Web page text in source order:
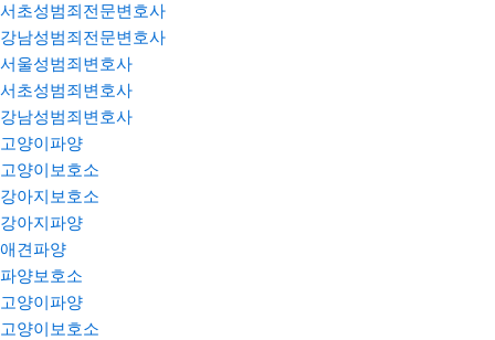
서초성범죄전문변호사
강남성범죄전문변호사
서울성범죄변호사
서초성범죄변호사
강남성범죄변호사
고양이파양
고양이보호소
강아지보호소
강아지파양
애견파양
파양보호소
고양이파양
고양이보호소